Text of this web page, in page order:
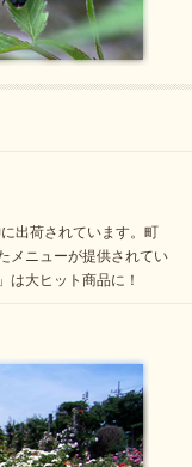
出荷されています。町
メニューが提供されてい
は大ヒット商品に！